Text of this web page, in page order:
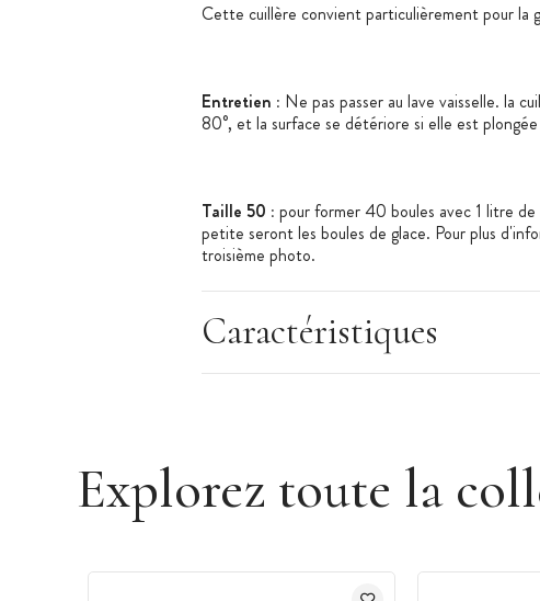
Cette cuillère convient particulièrement pour la
Entretien : Ne pas passer au lave vaisselle. la
80°, et la surface se détériore si elle est
Taille 50 : pour former 40 boules avec 1 litre
petite seront les boules de glace. Pour plus
troisième photo.
Matériel professionnel, fabriqué en Allemagne.
Caractéristiques
Explorez toute la